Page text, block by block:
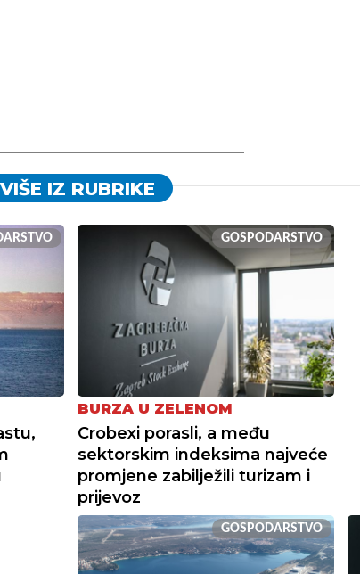
VIŠE IZ RUBRIKE
GOSPODARSTVO
BURZA U ZELENOM
Crobexi porasli, a među
sektorskim indeksima najveće
promjene zabilježili turizam i
prijevoz
GOSPODARSTVO